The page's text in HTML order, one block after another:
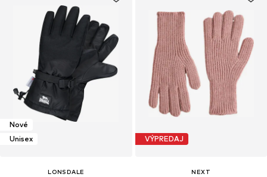
Nové
Unisex
LONSDALE
VÝPREDAJ
NEXT